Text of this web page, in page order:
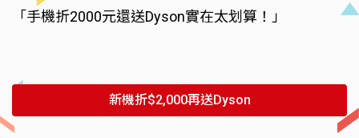
「手機折2000元還送Dyson實在太划算！」
新機折$2,000再送Dyson